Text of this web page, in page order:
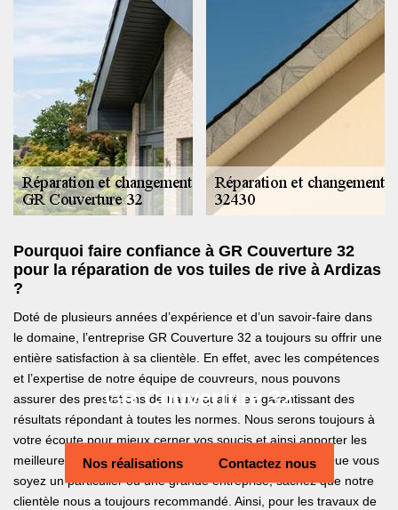
GR Couverture 32
Nos réalisations Contactez nous
Pourquoi faire confiance à GR Couverture 32
pour la réparation de vos tuiles de rive à Ardizas
?
Doté de plusieurs années d’expérience et d’un savoir-faire dans
le domaine, l’entreprise GR Couverture 32 a toujours su offrir une
entière satisfaction à sa clientèle. En effet, avec les compétences
et l’expertise de notre équipe de couvreurs, nous pouvons
assurer des prestations de haute qualité en garantissant des
résultats répondant à toutes les normes. Nous serons toujours à
votre écoute pour mieux cerner vos soucis et ainsi apporter les
meilleures solutions afin de répondre à vos demandes. Que vous
soyez un particulier ou une grande entreprise, sachez que notre
clientèle nous a toujours recommandé. Ainsi, pour les travaux de